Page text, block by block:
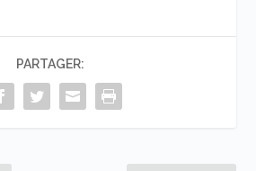
PARTAGER: